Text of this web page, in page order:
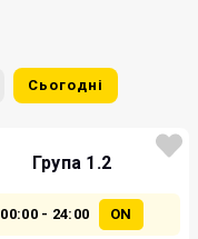
Сьогодні
Група 1.2
00:00 - 24:00 ON